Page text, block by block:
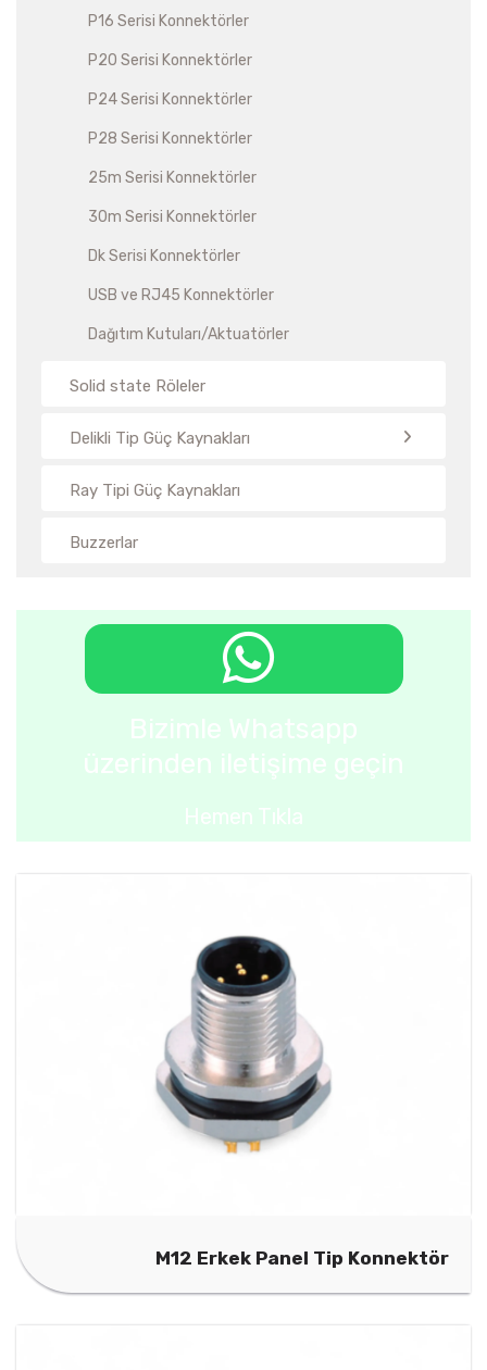
P16 Serisi Konnektörler
P20 Serisi Konnektörler
P24 Serisi Konnektörler
P28 Serisi Konnektörler
25m Serisi Konnektörler
30m Serisi Konnektörler
Dk Serisi Konnektörler
USB ve RJ45 Konnektörler
Dağıtım Kutuları/Aktuatörler
Solid state Röleler
Delikli Tip Güç Kaynakları
Ray Tipi Güç Kaynakları
Buzzerlar
Bizimle Whatsapp
üzerinden iletişime geçin
Hemen Tıkla
M12 Erkek Panel Tip Konnektör